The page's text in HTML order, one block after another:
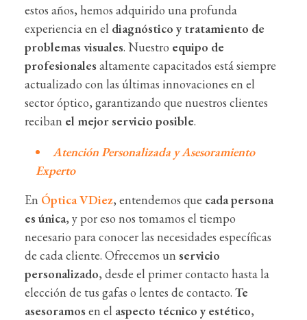
estos años, hemos adquirido una profunda
experiencia en el diagnóstico y tratamiento de
problemas visuales. Nuestro equipo de
profesionales altamente capacitados está siempre
actualizado con las últimas innovaciones en el
sector óptico, garantizando que nuestros clientes
reciban el mejor servicio posible.
Atención Personalizada y Asesoramiento
Experto
En Óptica VDiez, entendemos que cada persona
es única, y por eso nos tomamos el tiempo
necesario para conocer las necesidades específicas
de cada cliente. Ofrecemos un servicio
personalizado, desde el primer contacto hasta la
elección de tus gafas o lentes de contacto. Te
asesoramos en el aspecto técnico y estético,